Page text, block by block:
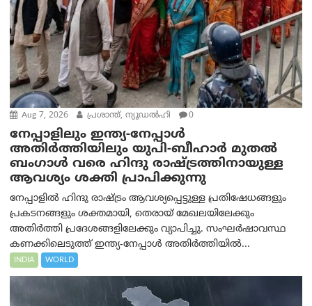
Aug 7, 2026 പ്രശാന്ത്, ന്യൂഡല്‍ഹി 0
നേപ്പാളിലും ഇന്ത്യ-നേപ്പാൾ
അതിർത്തിയിലും യുപി-ബീഹാർ മുതൽ
ബംഗാൾ വരെ ഹിന്ദു രാഷ്ട്രത്തിനായുള്ള
ആവശ്യം ശക്തി പ്രാപിക്കുന്നു
നേപ്പാളിൽ ഹിന്ദു രാഷ്ട്രം ആവശ്യപ്പെട്ടുള്ള പ്രതിഷേധങ്ങളും
പ്രകടനങ്ങളും ശക്തമായി, തെരായ് മേഖലയിലേക്കും
അതിർത്തി പ്രദേശങ്ങളിലേക്കും വ്യാപിച്ചു. സംഘർഷാവസ്ഥ
കണക്കിലെടുത്ത് ഇന്ത്യ-നേപ്പാൾ അതിർത്തിയിൽ...
INDIA WORLD